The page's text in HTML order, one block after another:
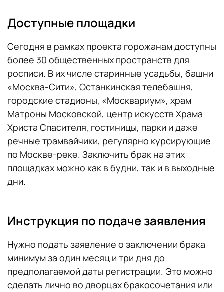
Доступные площадки
Сегодня в рамках проекта горожанам доступны
более 30 общественных пространств для
росписи. В их числе старинные усадьбы, башни
«Москва-Сити», Останкинская телебашня,
городские стадионы, «Москвариум», храм
Матроны Московской, центр искусств Храма
Христа Спасителя, гостиницы, парки и даже
речные трамвайчики, регулярно курсирующие
по Москве-реке. Заключить брак на этих
площадках можно как в будни, так и в выходные
дни.
Инструкция по подаче заявления
Нужно подать заявление о заключении брака
минимум за один месяц и три дня до
предполагаемой даты регистрации. Это можно
сделать лично во дворцах бракосочетания или